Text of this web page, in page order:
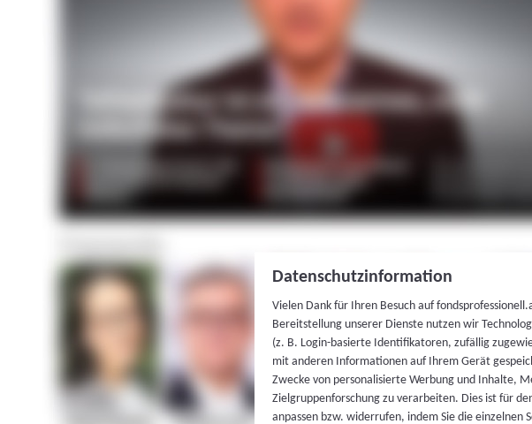
Datenschutzinformation
Vielen Dank für Ihren Besuch auf
Bereitstellung unserer Dienste nutzen wir
(z. B. Login-basierte Identifikatoren, zufällig
mit anderen Informationen auf Ihrem Gerät
Zwecke von personalisierte Werbung und Inhalte,
Zielgruppenforschung zu verarbeiten. Dies ist für
anpassen bzw. widerrufen, indem Sie die